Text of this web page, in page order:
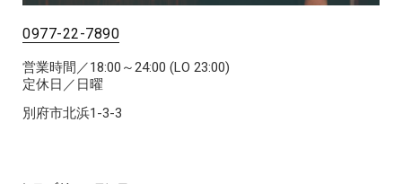
0977-22-7890
営業時間／18:00～24:00 (LO 23:00)
定休日／日曜
別府市北浜1-3-3